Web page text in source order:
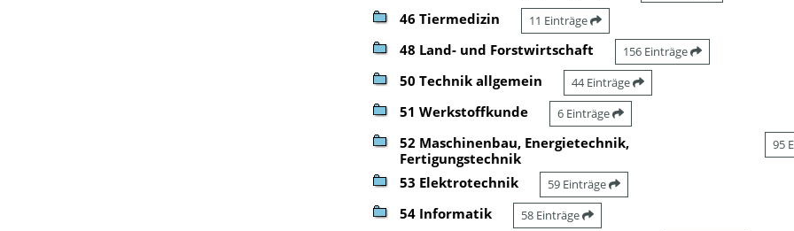
46 Tiermedizin 11 Einträge
48 Land- und Forstwirtschaft 156 Einträge
50 Technik allgemein 44 Einträge
51 Werkstoffkunde 6 Einträge
52 Maschinenbau, Energietechnik,
Fertigungstechnik
95
53 Elektrotechnik 59 Einträge
54 Informatik 58 Einträge